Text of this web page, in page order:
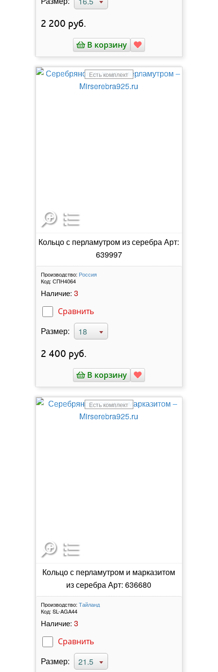
2 200 руб.
В корзину
Есть комплект
Кольцо с перламутром из серебра Арт:
639997
Производство: Россия
Код: СПН4064
Наличие: 3
Сравнить
Размер: 18
2 400 руб.
В корзину
Есть комплект
Кольцо с перламутром и марказитом
из серебра Арт: 636680
Производство: Тайланд
Код: SL-AGA44
Наличие: 3
Сравнить
Размер: 21.5